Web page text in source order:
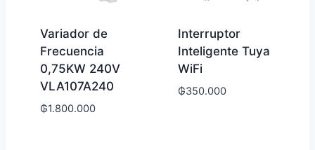
Variador de
Frecuencia
0,75KW 240V
VLA107A240
₲1.800.000
Interruptor
Inteligente Tuya
WiFi
₲350.000